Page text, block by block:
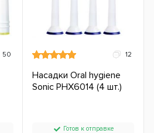
50 12
Насадки Oral hygiene
Sonic PHX6014 (4 шт.)
Готов к отправке